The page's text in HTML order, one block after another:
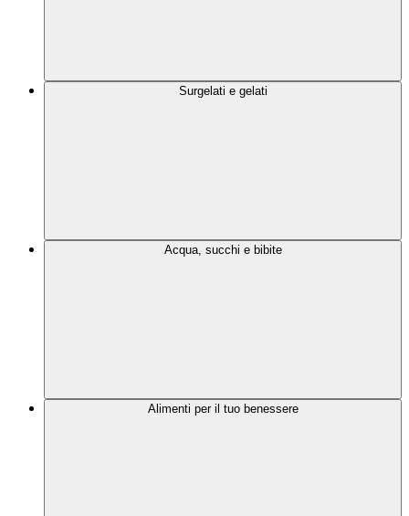
Surgelati e gelati
Acqua, succhi e bibite
Alimenti per il tuo benessere